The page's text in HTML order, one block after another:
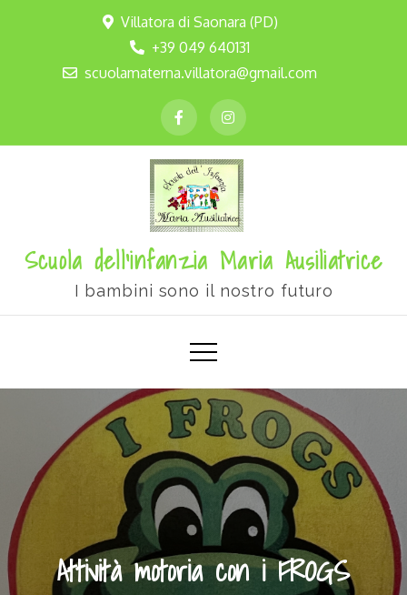
Villatora di Saonara (PD)
+39 049 640131
scuolamaterna.villatora@gmail.com
Scuola dell'infanzia Maria Ausiliatrice
I bambini sono il nostro futuro
Attività motoria con i FROGS